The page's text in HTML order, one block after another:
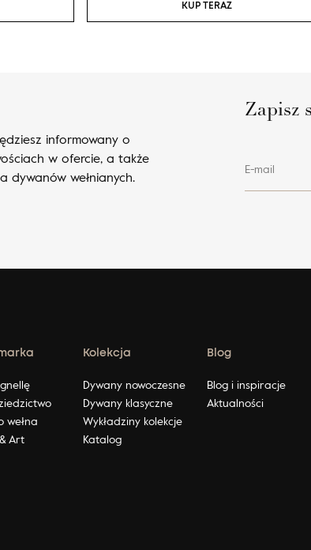
KUP TERAZ
informowany o
w ofercie, a także
dywanów wełnianych.
Zapisz
E-mail
wełna
Art
Kolekcja
Dywany nowoczesne
Dywany klasyczne
Wykładziny kolekcje
Katalog
Blog
Blog i inspiracje
Aktualności